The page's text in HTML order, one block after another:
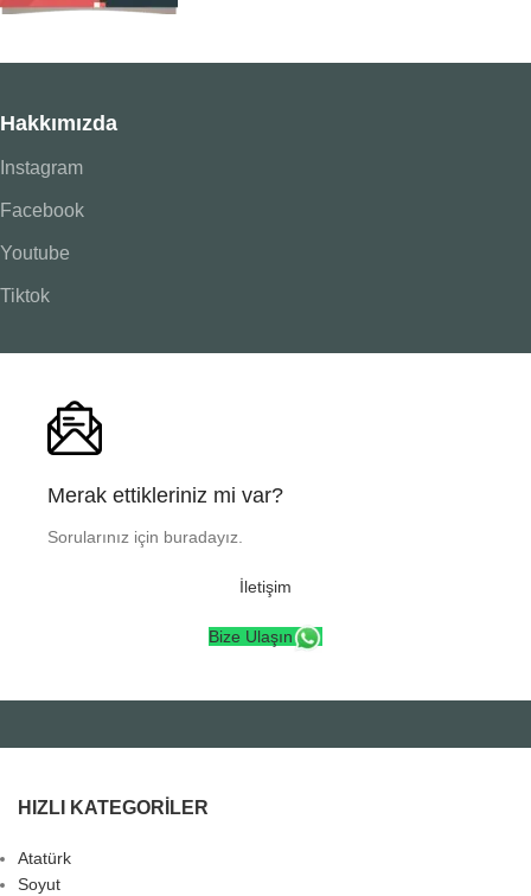
Hakkımızda
Instagram
Facebook
Youtube
Tiktok
Merak ettikleriniz mi var?
Sorularınız için buradayız.
İletişim
Bize Ulaşın
HIZLI KATEGORILER
Atatürk
Soyut